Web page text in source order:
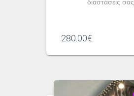
διαστάσεις σας
280.00€